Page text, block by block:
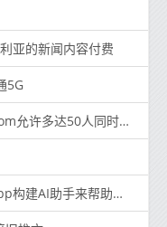
亚的新闻内容付费
5G
多达50人同时进行视频
建AI助手来帮助企业